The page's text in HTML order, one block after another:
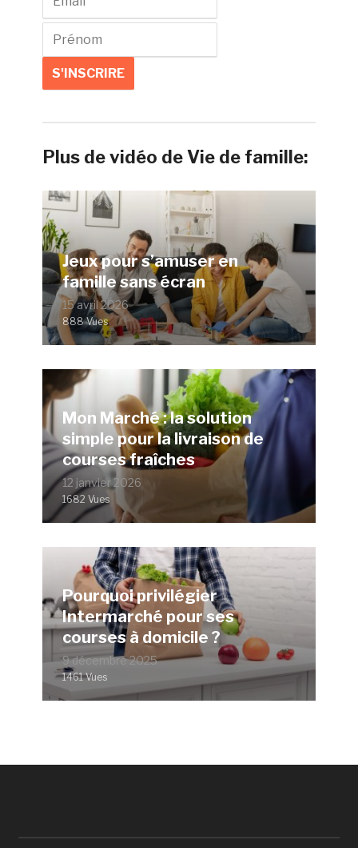
Plus de vidéo de Vie de famille:
Jeux pour s’amuser en
famille sans écran
15 avril 2026
888 Vues
Mon Marché : la solution
simple pour la livraison de
courses fraîches
12 janvier 2026
1682 Vues
Pourquoi privilégier
Intermarché pour ses
courses à domicile ?
9 décembre 2025
1461 Vues